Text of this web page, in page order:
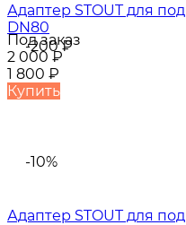
-200₽
Адаптер STOUT для
DN80
Под заказ
2 000₽
1 800 ₽
Купить
-10%
Адаптер STOUT для